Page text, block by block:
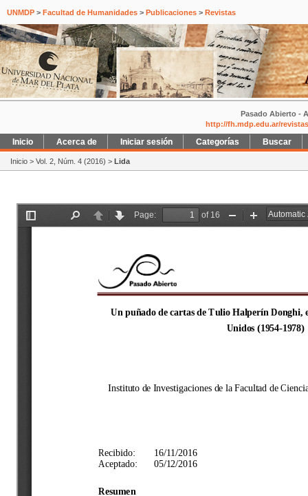
UNMDP > Facultad de Humanidades > Publicaciones > Revistas
Pasado Abierto -
http://fh.mdp.edu.ar/
Inicio Acerca de Iniciar sesión Categorías Buscar
Inicio > Vol. 2, Núm. 4 (2016) > Lida